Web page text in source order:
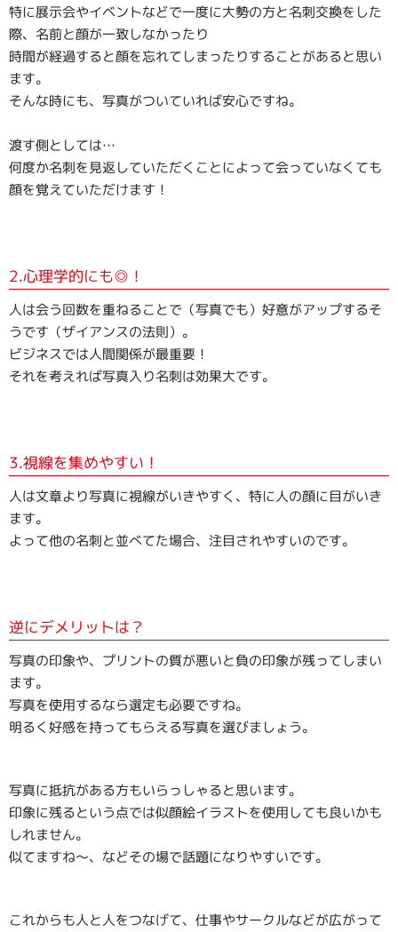
- DM・ショップカード
- 折込チラシ
- 会社案内制作
- オリジナル伝票
- 印鑑・ゴム印
オンライン注文
実績・成功事例
ブログ・コラム
会社概要
社長メッセージ
お問い合わせ
特に展示会やイベントなどで一度に大勢の方と名刺交換をした
際、名前と顔が一致しなかったり
時間が経過すると顔を忘れてしまったりすることがあると思い
ます。
そんな時にも、写真がついていれば安心ですね。
渡す側としては…
何度か名刺を見返していただくことによって会っていなくても
顔を覚えていただけます！
2.心理学的にも◎！
人は会う回数を重ねることで（写真でも）好意がアップするそ
うです（ザイアンスの法則）。
ビジネスでは人間関係が最重要！
それを考えれば写真入り名刺は効果大です。
3.視線を集めやすい！
人は文章より写真に視線がいきやすく、特に人の顔に目がいき
ます。
よって他の名刺と並べてた場合、注目されやすいのです。
逆にデメリットは？
写真の印象や、プリントの質が悪いと負の印象が残ってしまい
ます。
写真を使用するなら選定も必要ですね。
明るく好感を持ってもらえる写真を選びましょう。
写真に抵抗がある方もいらっしゃると思います。
印象に残るという点では似顔絵イラストを使用しても良いかも
しれません。
似てますね～、などその場で話題になりやすいです。
これからも人と人をつなげて、仕事やサークルなどが広がって